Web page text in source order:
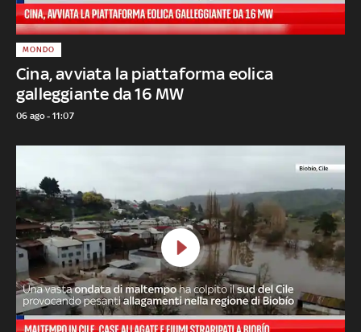
Cina, avviata la piattaforma eolica
galleggiante da 16 MW
MONDO
06 ago - 11:07